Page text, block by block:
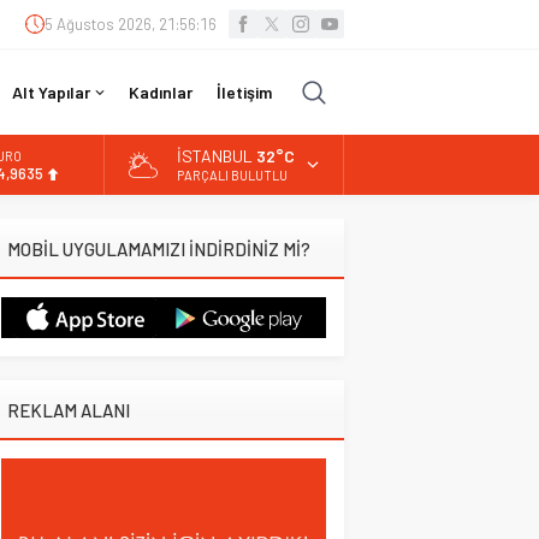
5 Ağustos 2026, 21:56:17
Alt Yapılar Kadınlar İletişim
İSTANBUL 32°C
PARÇALI BULUTLU
MOBİL UYGULAMAMIZI İNDİRDİNİZ Mİ?
REKLAM ALANI